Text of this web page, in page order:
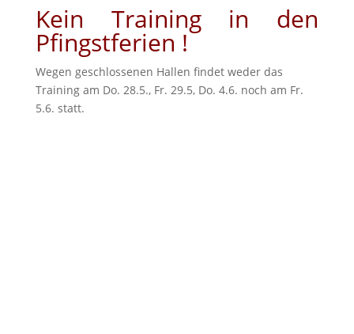
Kein Training in den
Pfingstferien !
Wegen geschlossenen Hallen findet weder das
Training am Do. 28.5., Fr. 29.5, Do. 4.6. noch am Fr.
5.6. statt.